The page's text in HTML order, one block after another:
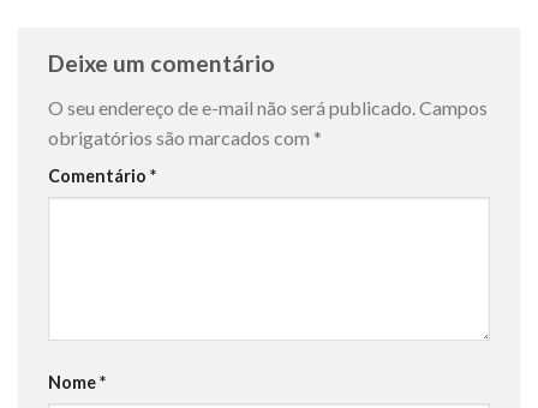
Deixe um comentário
O seu endereço de e-mail não será publicado.Campos
obrigatórios são marcados com *
Comentário *
Nome*